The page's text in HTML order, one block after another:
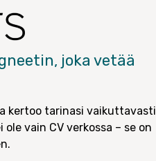
joka vetää
kertoo tarinasi vaikuttavasti
vain CV verkossa – se on